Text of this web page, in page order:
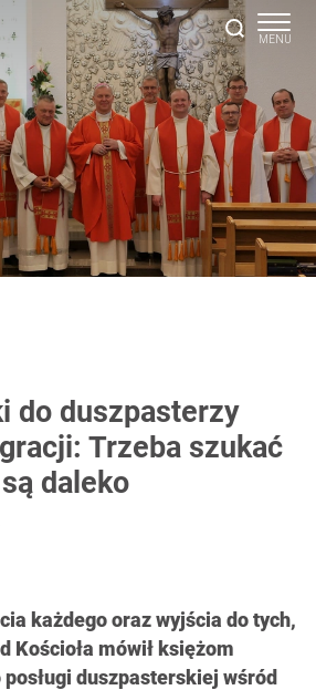
do duszpasterzy
Trzeba szukać
daleko
każdego oraz wyjścia do tych,
Kościoła mówił księżom
duszpasterskiej wśród